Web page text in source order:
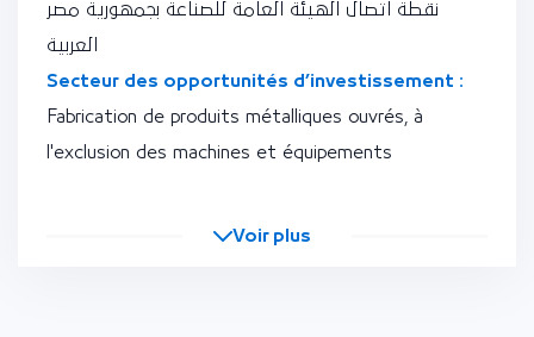
نقطة اتصال الهيئة العامة للصناعة بجمهورية مصر
العربية
Secteur des opportunités d’investissement :
Fabrication de produits métalliques ouvrés, à
l'exclusion des machines et équipements
Voir plus